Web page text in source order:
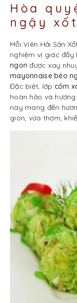
Hòa
ngậy
Mỗi Viên Hải Sản
nghiệm vị giác đầy
ngon được xay
mayonnaise béo
Đặc biệt, lớp cốm
hoàn hảo và
này mang đến
giòn, vừa thơm,